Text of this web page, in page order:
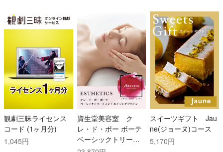
観劇三昧ライセンス
コード (1ヶ月分)
1,045円
資生堂美容室 ク
レ・ド・ポー ボーテ
ベーシックトリート
メント エイジングデ
スイーツギフト Jau
ne(ジョーヌ)コース
5,170円